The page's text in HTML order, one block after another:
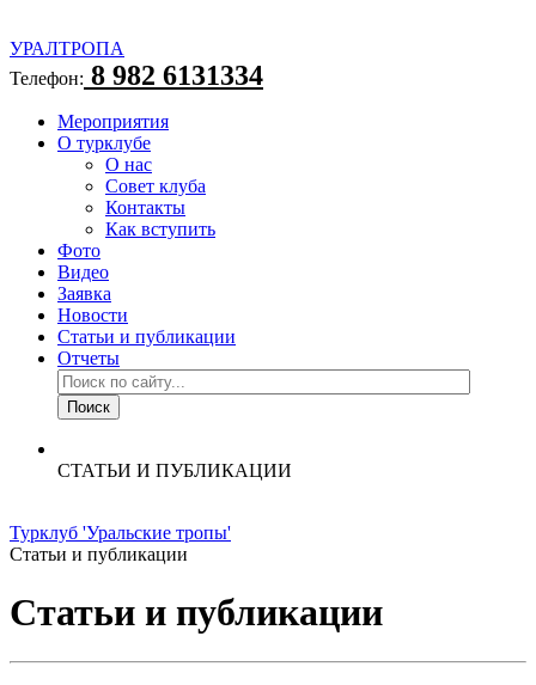
УРАЛТРОПА
Телефон: 8 982 6131334
Мероприятия
О турклубе
О нас
Совет клуба
Контакты
Как вступить
Фото
Видео
Заявка
Новости
Статьи и публикации
Отчеты
СТАТЬИ И ПУБЛИКАЦИИ
Турклуб 'Уральские тропы'
Статьи и публикации
Статьи и публикации